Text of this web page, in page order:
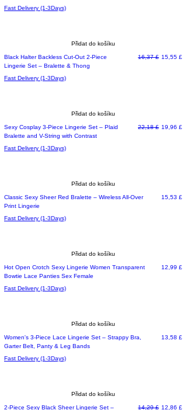
Fast Delivery (1-3Days)
Přidat do košíku
Black Halter Backless Cut-Out 2-Piece
Lingerie Set – Bralette & Thong
Běžná cena
16,37 £ 15,55 £
Fast Delivery (1-3Days)
Přidat do košíku
Sexy Cosplay 3-Piece Lingerie Set – Plaid
Bralette and V-String with Contrast
Běžná cena
22,18 £ 19,96 £
Fast Delivery (1-3Days)
Přidat do košíku
Classic Sexy Sheer Red Bralette – Wireless All-Over
Print Lingerie
Cena
15,53 £
Fast Delivery (1-3Days)
Přidat do košíku
Hot Open Crotch Sexy Lingerie Women Transparent
Bowtie Lace Panties Sex Female
Cena
12,99 £
Fast Delivery (1-3Days)
Přidat do košíku
Most Loved
Women's 3-Piece Lace Lingerie Set – Strappy Bra,
Garter Belt, Panty & Leg Bands
Cena
13,58 £
Fast Delivery (1-3Days)
Přidat do košíku
2-Piece Sexy Black Sheer Lingerie Set – Běžná cena
14,29 £ 12,86 £